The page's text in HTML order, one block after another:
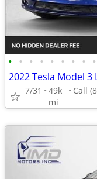
• • • • • • • • •
7/31
49k
mi